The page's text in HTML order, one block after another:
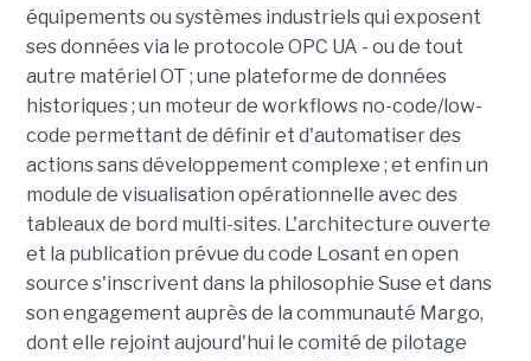
équipements ou systèmes industriels qui exposent
ses données via le protocole OPC UA - ou de tout
autre matériel OT ; une plateforme de données
historiques ; un moteur de workflows no-code/low-
code permettant de définir et d'automatiser des
actions sans développement complexe ; et enfin un
module de visualisation opérationnelle avec des
tableaux de bord multi-sites. L'architecture ouverte
et la publication prévue du code Losant en open
source s'inscrivent dans la philosophie Suse et dans
son engagement auprès de la communauté Margo,
dont elle rejoint aujourd'hui le comité de pilotage